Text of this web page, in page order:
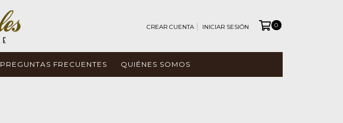
CREAR CUENTA INICIAR SESIÓN 0
PREGUNTAS FRECUENTES QUIÉNES SOMOS